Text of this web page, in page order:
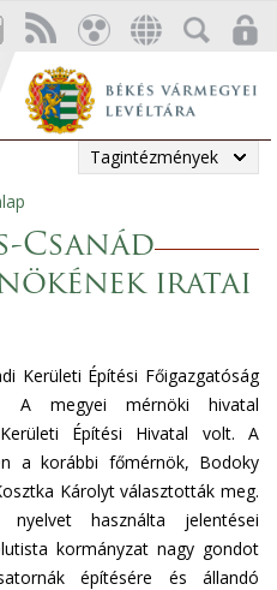
Tagintézmények
Csanád
iratai
Kerületi Építési Főigazgatóság
A megyei mérnöki hivatal
Építési Hivatal volt. A
a korábbi főmérnök, Bodoky
Károlyt választották meg.
használta jelentései
kormányzat nagy gondot
építésére és állandó